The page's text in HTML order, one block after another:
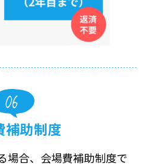
補助制度
場合、会場費補助制度で